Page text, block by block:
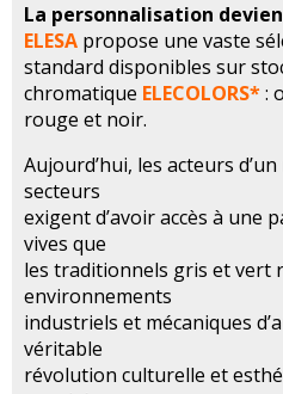
La personnalisation
ELESA propose une vaste
standard disponibles sur
chromatique ELECOLORS*:
rouge et noir.
Aujourd’hui, les acteurs
secteurs
exigent d’avoir accès à une
vives que
les traditionnels gris et vert
environnements
industriels et mécaniques
véritable
révolution culturelle et